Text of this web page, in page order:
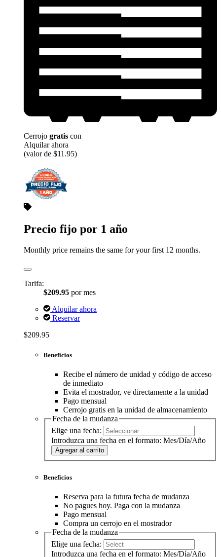
Cerrojo gratis con
Alquilar ahora
(valor de $11.95)
Precio fijo por 1 año
Monthly price remains the same for your first 12 months.
Tarifa:
$209.95 por mes
Alquilar ahora
Reservar
$209.95
Beneficios
Recibe el número de unidad y código de acceso
de inmediato
Evita el mostrador, ve directamente a la unidad
Pago mensual
Cerrojo gratis en la unidad de almacenamiento
Fecha de la mudanza
Elige una fecha:
Introduzca una fecha en el formato: Mes/Día/Año
Agregar al carrito
Beneficios
Reserva para la futura fecha de mudanza
No pagues hoy. Paga con la mudanza
Pago mensual
Compra un cerrojo en el mostrador
Fecha de la mudanza
Elige una fecha:
Introduzca una fecha en el formato: Mes/Día/Año